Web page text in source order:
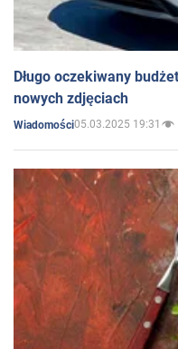
Długo oczekiwany
nowych zdjęciach
Wiadomości05.03.2025 19:31